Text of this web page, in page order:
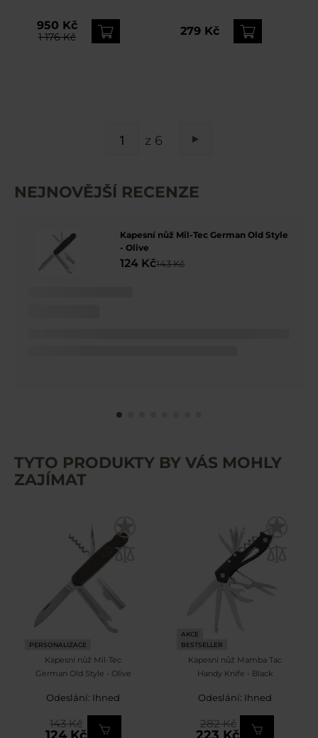
950 Kč
1 176 Kč 279 Kč
z 6
NEJNOVĚJŠÍ RECENZE
Kapesní nůž Mil-Tec German Old Style
- Olive
124 Kč143 Kč
TYTO PRODUKTY BY VÁS MOHLY
ZAJÍMAT
PERSONALIZACE
Kapesní nůž Mil-Tec
German Old Style - Olive
Odeslání: Ihned
143 Kč
AKCE
BESTSELLER
Kapesní nůž Mamba Tac
Handy Knife - Black
Odeslání: Ihned
282 Kč